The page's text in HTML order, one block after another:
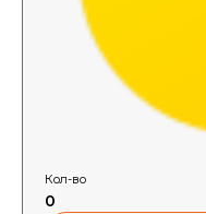
Кол-во
0